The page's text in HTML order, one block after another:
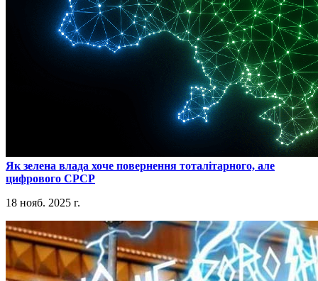
​Як зелена влада хоче повернення тоталітарного, але
цифрового СРСР
18 нояб. 2025 г.